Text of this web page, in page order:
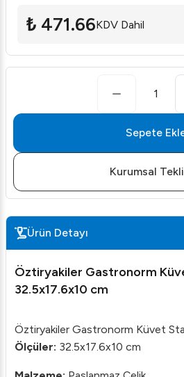
₺ 471.66KDV Dahil
1
Sepete
Kurumsal
Ürün Detayı
Öztiryakiler Gastronorm
32.5x17.6x10 cm
Öztiryakiler Gastronorm Küvet
Ölçüler: 32.5x17.6x10 cm